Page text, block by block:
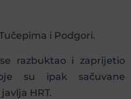
i Podgori.
razbuktao i zaprijetio
su ipak sačuvane
HRT.